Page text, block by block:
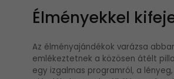
Élményekkel
Az élményajándékok varázsa
emlékeztetnek a közösen átélt
egy izgalmas programról, a